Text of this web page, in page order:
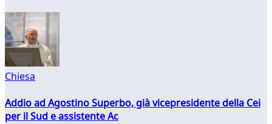
Chiesa
Addio ad Agostino Superbo, già vicepresidente della Cei
per il Sud e assistente Ac